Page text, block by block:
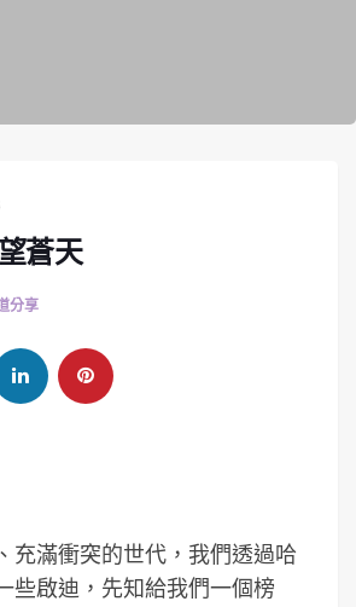
蒼天
分享
充滿衝突的世代，我們透過哈
些啟迪，先知給我們一個榜